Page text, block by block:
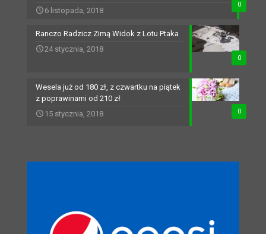
0
6 listopada, 2018
0
Ranczo Radzicz Zimą Widok z Lotu Ptaka
24 stycznia, 2018
0
Wesela już od 180 zł, z czwartku na piątek
z poprawinami od 210 zł
15 stycznia, 2018